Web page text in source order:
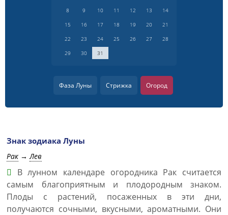
8
9 10 11 12 13
14
15
16 17 18 19 20
21
22
23 24 25 26 27
28
29
30 31
Фаза Луны Стрижка Огород
Знак зодиака Луны
Рак →Лев
В лунном календаре огородника Рак считается
самым благоприятным и плодородным знаком.
Плоды с растений, посаженных в эти дни,
получаются сочными, вкусными, ароматными. Они